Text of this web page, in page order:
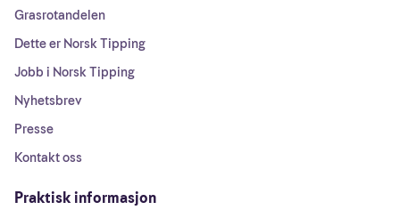
Grasrotandelen
Dette er Norsk Tipping
Jobb i Norsk Tipping
Nyhetsbrev
Presse
Kontakt oss
Praktisk informasjon